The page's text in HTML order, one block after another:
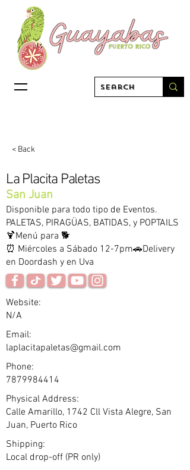
< Back
La Placita Paletas
San Juan
Disponible para todo tipo de Eventos.
PALETAS, PIRAGÜAS, BATIDAS, y POPTAILS
🍹Menú para 🐕
⏰ Miércoles a Sábado 12-7pm🚗Delivery
en Doordash y en Uva
Website:
N/A
Email:
laplacitapaletas@gmail.com
Phone:
7879984414
Physical Address:
Calle Amarillo, 1742 Cll Vista Alegre, San
Juan, Puerto Rico
Shipping:
Local drop-off (PR only)